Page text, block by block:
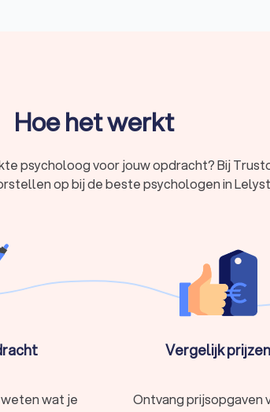
weer in balans te komen.
gebieden. Hier zijn enkele
stoornissen zoals depressie, angst en
en relationele spanningen. Een
die diagnostiek en behandeling biedt bij
Hoe het werkt
psycholoog voor jouw opdracht? Bij
op bij de beste psychologen in
wat je
Vergelijk prijzen
Ontvang prijsopgaven